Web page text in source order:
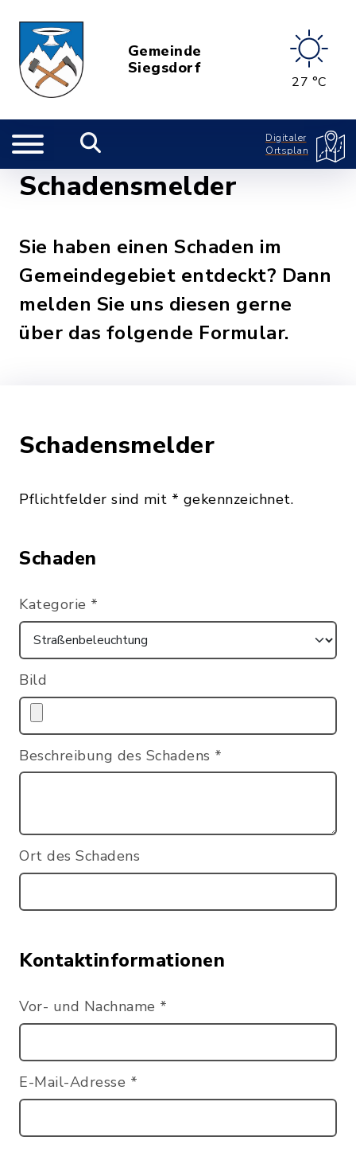
Gemeinde
Siegsdorf
27 °C
Digitaler
Ortsplan
Schadensmelder
Sie haben einen Schaden im
Gemeindegebiet entdeckt? Dann
melden Sie uns diesen gerne
über das folgende Formular.
Schadensmelder
Pflichtfelder sind mit * gekennzeichnet.
Schaden
Kategorie *
Bild
Beschreibung des Schadens *
Ort des Schadens
Kontaktinformationen
Vor- und Nachname *
E-Mail-Adresse *